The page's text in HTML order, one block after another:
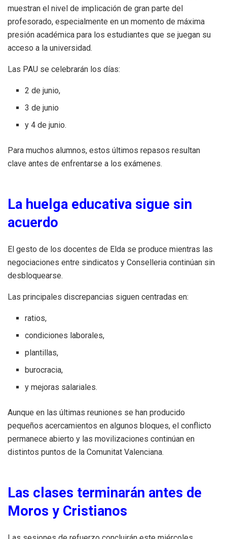
muestran el nivel de implicación de gran parte del
profesorado, especialmente en un momento de máxima
presión académica para los estudiantes que se juegan su
acceso a la universidad.
Las PAU se celebrarán los días:
2 de junio,
3 de junio
y 4 de junio.
Para muchos alumnos, estos últimos repasos resultan
clave antes de enfrentarse a los exámenes.
La huelga educativa sigue sin
acuerdo
El gesto de los docentes de Elda se produce mientras las
negociaciones entre sindicatos y Conselleria continúan sin
desbloquearse.
Las principales discrepancias siguen centradas en:
ratios,
condiciones laborales,
plantillas,
burocracia,
y mejoras salariales.
Aunque en las últimas reuniones se han producido
pequeños acercamientos en algunos bloques, el conflicto
permanece abierto y las movilizaciones continúan en
distintos puntos de la Comunitat Valenciana.
Las clases terminarán antes de
Moros y Cristianos